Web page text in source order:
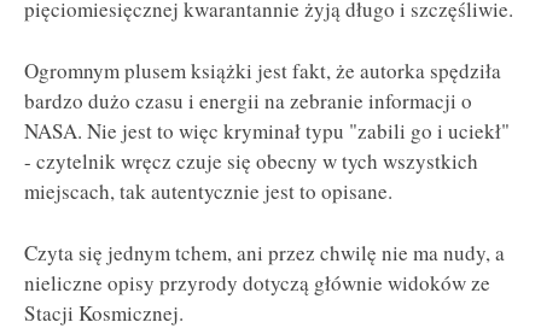
pięciomiesięcznej kwarantannie żyją długo i szczęśliwie.
Ogromnym plusem książki jest fakt, że autorka spędziła
bardzo dużo czasu i energii na zebranie informacji o
NASA. Nie jest to więc kryminał typu "zabili go i uciekł"
- czytelnik wręcz czuje się obecny w tych wszystkich
miejscach, tak autentycznie jest to opisane.
Czyta się jednym tchem, ani przez chwilę nie ma nudy, a
nieliczne opisy przyrody dotyczą głównie widoków ze
Stacji Kosmicznej.